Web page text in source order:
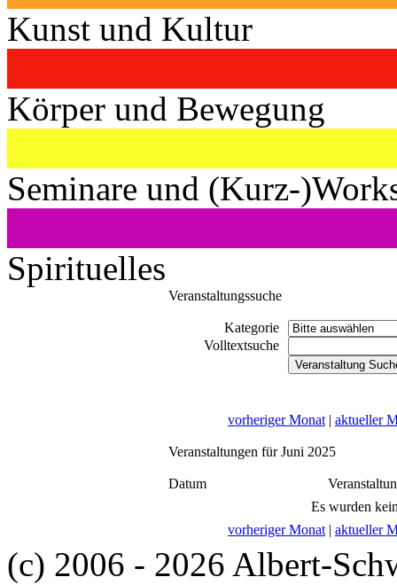
Kunst und Kultur
Körper und Bewegung
Seminare und (Kurz-
Spirituelles
Veranstaltungssuche
Kategorie
Volltextsuche
vorheriger Monat | aktueller
Veranstaltungen für Juni 2025
Datum
Es wurden
vorheriger Monat | aktueller
(c) 2006 - 2026 Albert-